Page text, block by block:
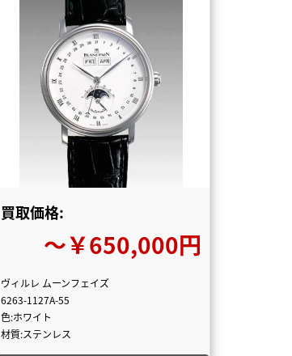
買取価格:
〜￥650,000円
ヴィルレ ムーンフェイズ
6263-1127A-55
色:ホワイト
材質:ステンレス